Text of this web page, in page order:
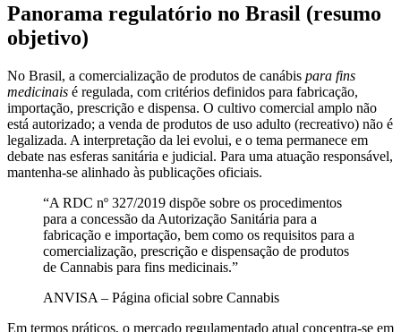
Panorama regulatório no Brasil (resumo
objetivo)
No Brasil, a comercialização de produtos de canábis para fins
medicinais é regulada, com critérios definidos para fabricação,
importação, prescrição e dispensa. O cultivo comercial amplo não
está autorizado; a venda de produtos de uso adulto (recreativo) não é
legalizada. A interpretação da lei evolui, e o tema permanece em
debate nas esferas sanitária e judicial. Para uma atuação responsável,
mantenha-se alinhado às publicações oficiais.
“A RDC nº 327/2019 dispõe sobre os procedimentos
para a concessão da Autorização Sanitária para a
fabricação e importação, bem como os requisitos para a
comercialização, prescrição e dispensação de produtos
de Cannabis para fins medicinais.”
ANVISA – Página oficial sobre Cannabis
Em termos práticos, o mercado regulamentado atual concentra-se em